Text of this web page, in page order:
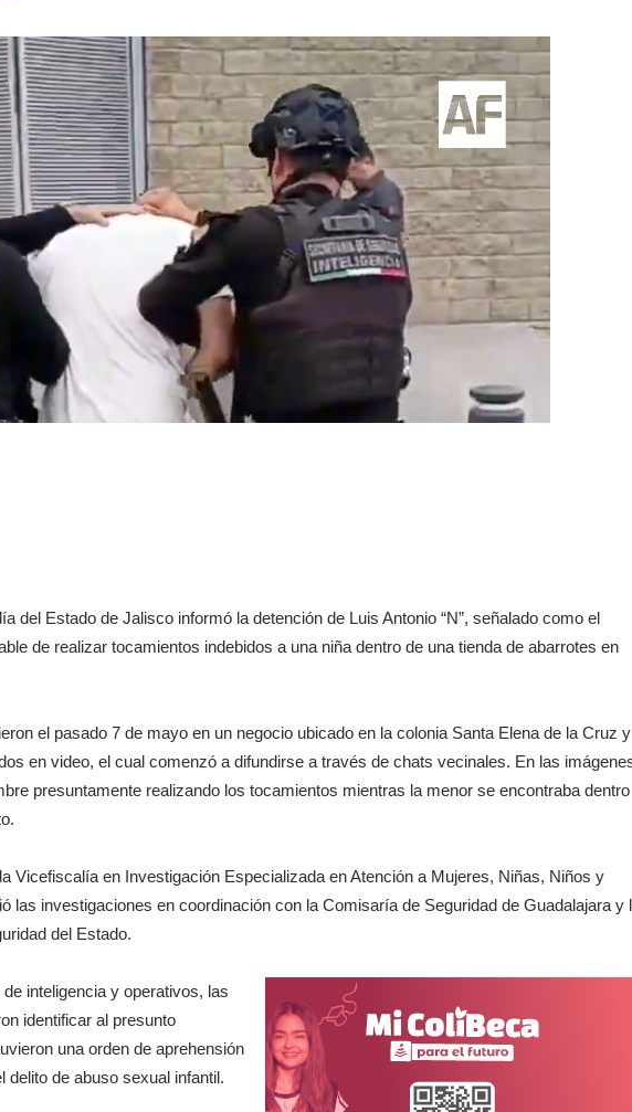
del Estado de Jalisco informó la detención de Luis Antonio “N”, señalado como el
de realizar tocamientos indebidos a una niña dentro de una tienda de abarrotes en
el pasado 7 de mayo en un negocio ubicado en la colonia Santa Elena de la Cruz y
en video, el cual comenzó a difundirse a través de chats vecinales. En las
presuntamente realizando los tocamientos mientras la menor se encontraba dentro
Vicefiscalía en Investigación Especializada en Atención a Mujeres, Niñas, Niños y
las investigaciones en coordinación con la Comisaría de Seguridad de Guadalajara y
del Estado.
inteligencia y operativos, las
identificar al presunto
una orden de aprehensión
delito de abuso sexual infantil.